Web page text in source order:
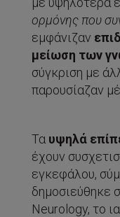
ορμόνης που
εμφάνιζαν
μείωση των
σύγκριση με
παρουσίαζαν
Τα υψηλά
έχουν
εγκεφάλου,
δημοσιεύθηκε
Neurology, το